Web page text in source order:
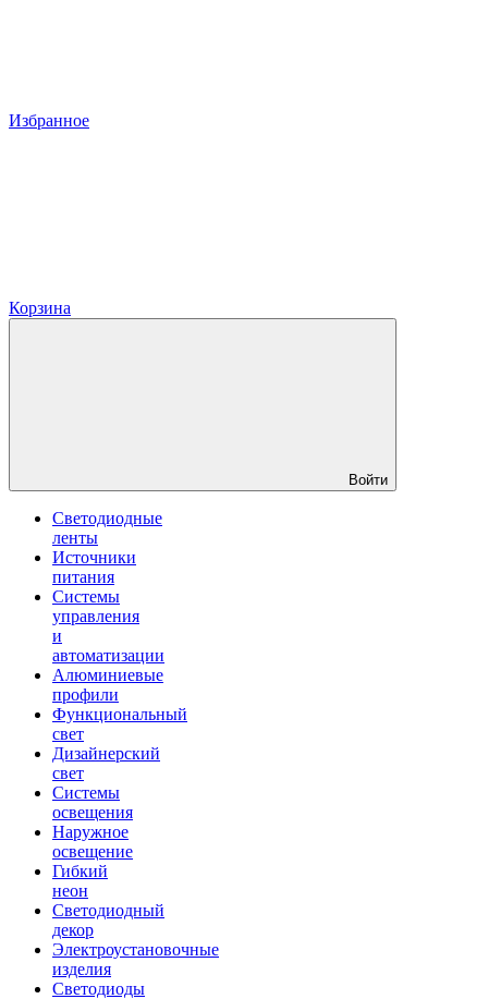
Избранное
Корзина
Войти
Светодиодные
ленты
Источники
питания
Системы
управления
и
автоматизации
Алюминиевые
профили
Функциональный
свет
Дизайнерский
свет
Системы
освещения
Наружное
освещение
Гибкий
неон
Светодиодный
декор
Электроустановочные
изделия
Светодиоды